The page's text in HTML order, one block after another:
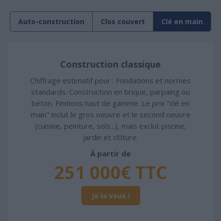
Auto-construction Clos couvert Clé en main
Construction classique
Chiffrage estimatif pour : Fondations et normes
standards. Construction en brique, parpaing ou
béton. Finitions haut de gamme. Le prix "clé en
main" inclut le gros oeuvre et le second oeuvre
(cuisine, peinture, sols...), mais exclut piscine,
jardin et clôture.
À partir de
251 000€ TTC
Je la veux !